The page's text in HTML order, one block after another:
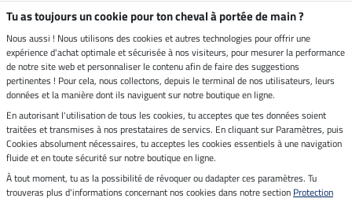
Boutique climatiquement
Livraison par
Paiement sécurisé
Mentions légales
Tu as toujours un cookie pour ton cheval à portée de main ?
Nous aussi ! Nous utilisons des cookies et autres technologies pour offrir une
expérience d'achat optimale et sécurisée à nos visiteurs, pour mesurer la performance
de notre site web et personnaliser le contenu afin de faire des suggestions
pertinentes ! Pour cela, nous collectons, depuis le terminal de nos utilisateurs, leurs
données et la manière dont ils naviguent sur notre boutique en ligne.
En autorisant l'utilisation de tous les cookies, tu acceptes que tes données soient
traitées et transmises à nos prestataires de servics. En cliquant sur Paramètres, puis
Cookies absolument nécessaires, tu acceptes les cookies essentiels à une navigation
fluide et en toute sécurité sur notre boutique en ligne.
À tout moment, tu as la possibilité de révoquer ou dadapter ces paramètres. Tu
trouveras plus d'informations concernant nos cookies dans notre section Protection